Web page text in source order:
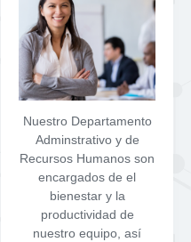
Nuestro Departamento
Adminstrativo y de
Recursos Humanos son
encargados de el
bienestar y la
productividad de
nuestro equipo, así